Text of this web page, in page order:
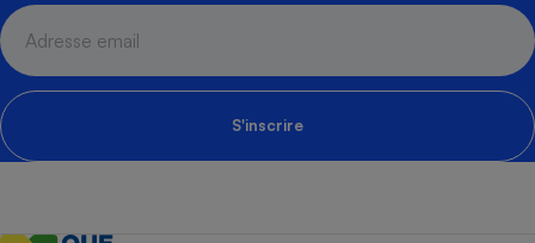
S'inscrire